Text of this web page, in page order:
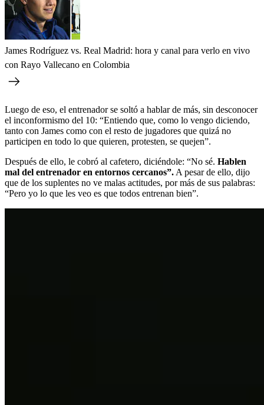
James Rodríguez vs. Real Madrid: hora y canal para verlo en vivo
con Rayo Vallecano en Colombia
Luego de eso, el entrenador se soltó a hablar de más, sin desconocer
el inconformismo del 10: “Entiendo que, como lo vengo diciendo,
tanto con James como con el resto de jugadores que quizá no
participen en todo lo que quieren, protesten, se quejen”.
Después de ello, le cobró al cafetero, diciéndole: “No sé. Hablen
mal del entrenador en entornos cercanos”. A pesar de ello, dijo
que de los suplentes no ve malas actitudes, por más de sus palabras:
“Pero yo lo que les veo es que todos entrenan bien”.